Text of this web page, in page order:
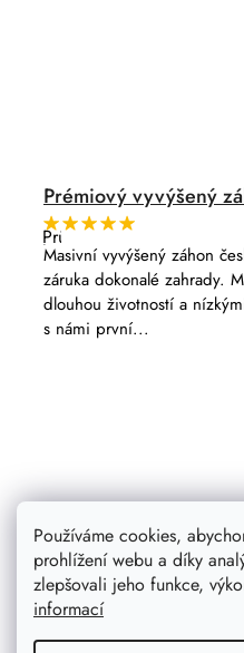
Používáme cookies,
prohlížení webu a díky
zlepšovali jeho funkce,
informací
Prémiový vyvýšený
Průměrné
hodnocení
produktu
je
5,0
z
5
hvězdiček.
Masivní vyvýšený záhon
záruka dokonalé zahrady.
dlouhou životností a
s námi první...